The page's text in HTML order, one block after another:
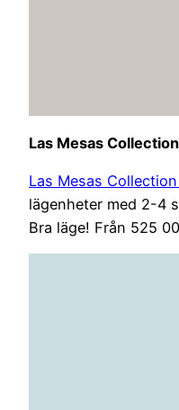
Las Mesas Collection
Las Mesas
lägenheter med 2-4
Bra läge! Från 525